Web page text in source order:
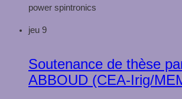
power spintronics
jeu 9
Soutenance de thèse
ABBOUD (CEA-Irig/